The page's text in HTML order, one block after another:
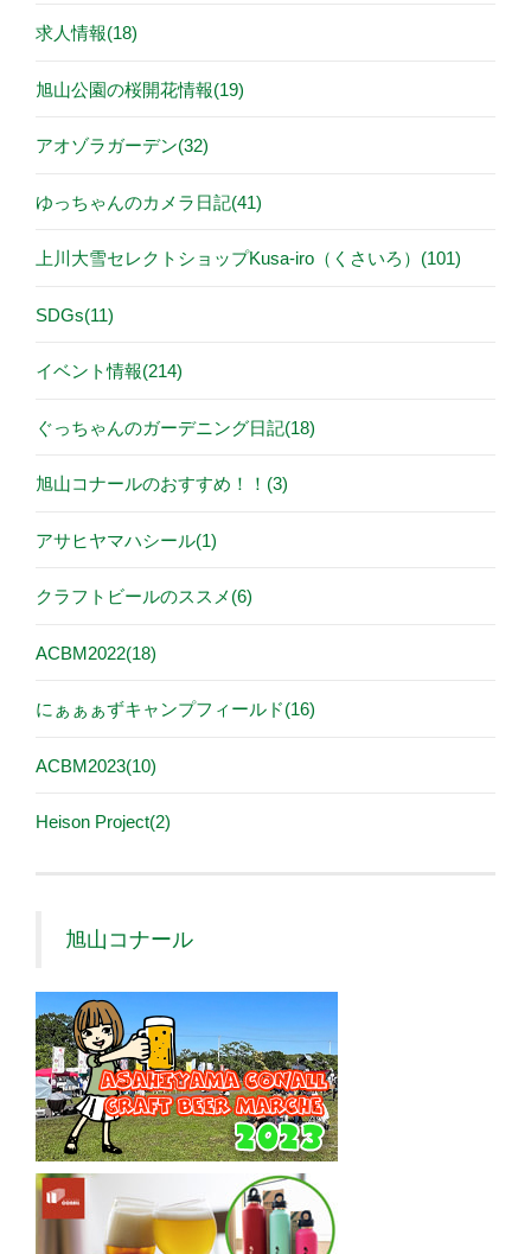
求人情報(18)
旭山公園の桜開花情報(19)
アオゾラガーデン(32)
ゆっちゃんのカメラ日記(41)
上川大雪セレクトショップKusa-iro（くさいろ）(101)
SDGs(11)
イベント情報(214)
ぐっちゃんのガーデニング日記(18)
旭山コナールのおすすめ！！(3)
アサヒヤマハシール(1)
クラフトビールのススメ(6)
ACBM2022(18)
にぁぁぁずキャンプフィールド(16)
ACBM2023(10)
Heison Project(2)
旭山コナール